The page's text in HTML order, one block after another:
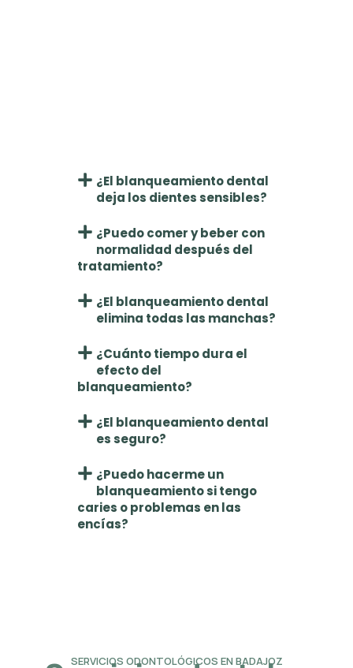
¿El blanqueamiento dental
deja los dientes sensibles?
¿Puedo comer y beber con
normalidad después del
tratamiento?
¿El blanqueamiento dental
elimina todas las manchas?
¿Cuánto tiempo dura el
efecto del
blanqueamiento?
¿El blanqueamiento dental
es seguro?
¿Puedo hacerme un
blanqueamiento si tengo
caries o problemas en las
encías?
SERVICIOS ODONTOLÓGICOS EN BADAJOZ